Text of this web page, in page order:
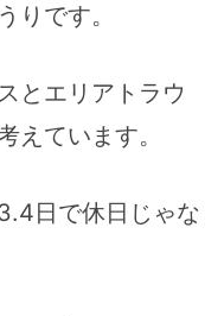
りです。
とエリアトラウ
えています。
日で休日じゃな